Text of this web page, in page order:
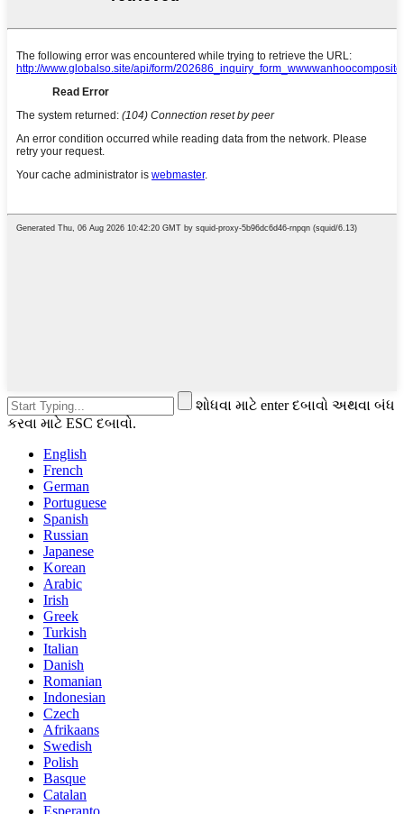
શોધવા માટે enter દબાવો અથવા બંધ
કરવા માટે ESC દબાવો.
English
French
German
Portuguese
Spanish
Russian
Japanese
Korean
Arabic
Irish
Greek
Turkish
Italian
Danish
Romanian
Indonesian
Czech
Afrikaans
Swedish
Polish
Basque
Catalan
Esperanto